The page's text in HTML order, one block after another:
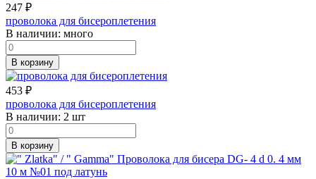
247 ₽
проволока для бисероплетения
В наличии: много
В корзину
453 ₽
проволока для бисероплетения
В наличии: 2 шт
В корзину